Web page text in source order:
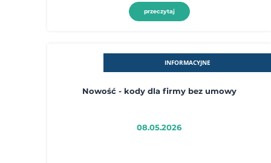
przeczytaj
INFORMACYJNE
Nowość - kody dla firmy bez umowy
08.05.2026